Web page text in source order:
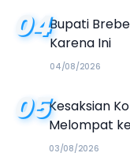
04Bupati
Karena Ini
04/08/2026
05Kesaksian
Melompat
03/08/2026